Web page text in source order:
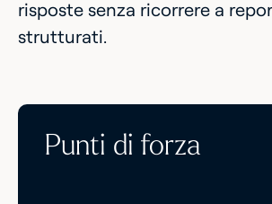
risposte senza ricorrere a
strutturati.
Punti di forza